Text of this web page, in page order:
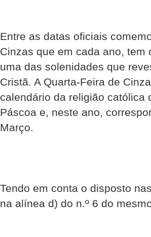
Entre as datas oficiais
Cinzas que em cada ano, tem
uma das solenidades que
Cristã. A Quarta-Feira de
calendário da religião católica
Páscoa e, neste ano,
Março.
Tendo em conta o disposto
na alínea d) do n.º 6 do